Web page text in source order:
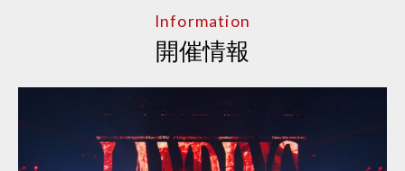
Information
開催情報